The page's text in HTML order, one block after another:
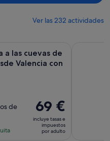
Ver las 232 actividades
a las cuevas de
Valencia con
de
El
precio
es
de
69 €
incluye tasas e
impuestos
por adulto